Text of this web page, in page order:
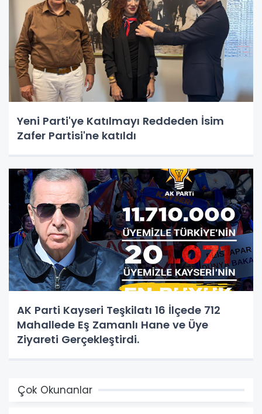
Yeni Parti'ye Katılmayı Reddeden İsim
Zafer Partisi'ne katıldı
AK Parti Kayseri Teşkilatı 16 İlçede 712
Mahallede Eş Zamanlı Hane ve Üye
Ziyareti Gerçekleştirdi.
Çok Okunanlar